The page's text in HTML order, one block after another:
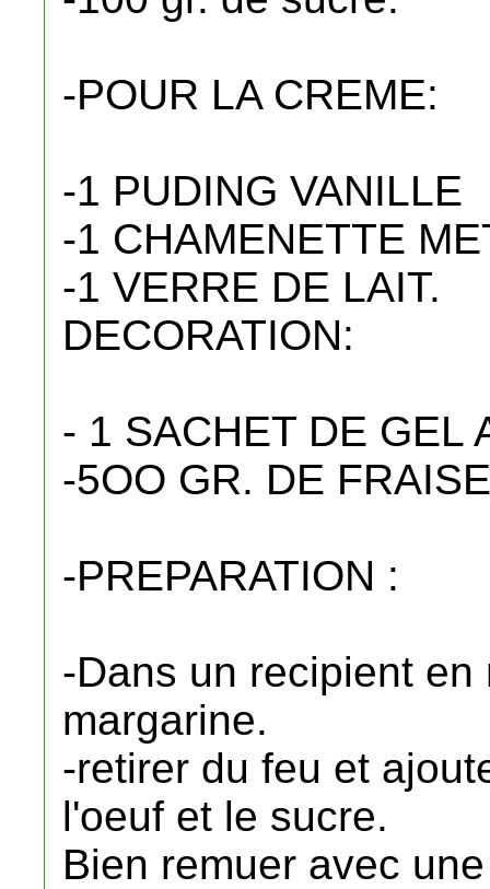
-POUR LA CREME:
-1 PUDING VANILLE
-1 CHAMENETTE
-1 VERRE DE LAIT.
DECORATION:
- 1 SACHET DE GEL
-5OO GR. DE
-PREPARATION :
-Dans un recipient
margarine.
-retirer du feu et
l'oeuf et le sucre.
Bien remuer avec